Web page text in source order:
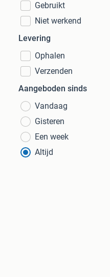
Gebruikt
Niet werkend
Levering
Ophalen
Verzenden
Aangeboden sinds
Vandaag
Gisteren
Een week
Altijd